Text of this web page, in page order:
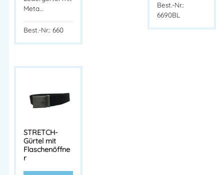
Herstelleranschrift:
73655 Plüderhausen – DEUTSCHLAND
Mehr Information E-Mail: info@bannenberg.at
Meta…
Best.-Nr.: 660
Best.-Nr.:
6690BL
STRETCH-
Gürtel mit
Flaschenöffne
r